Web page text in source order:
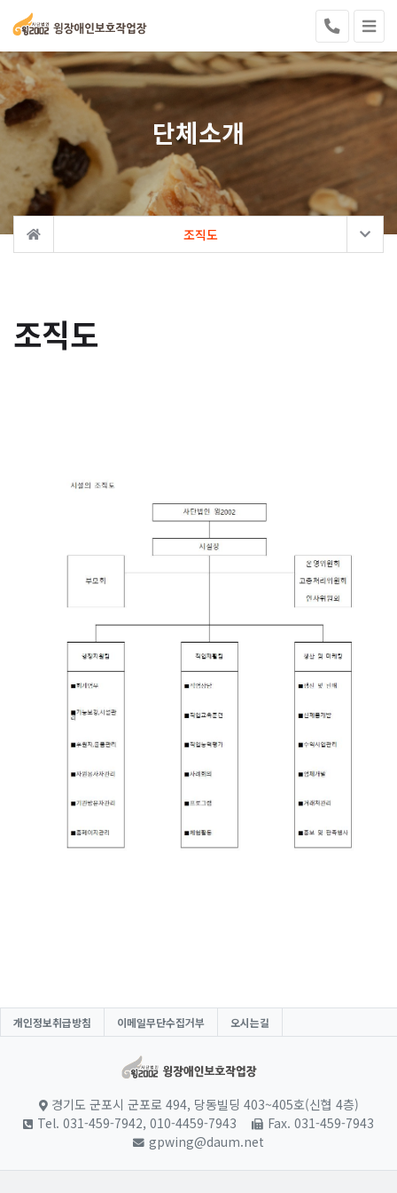
단체소개
조직도
조직도
개인정보취급방침 이메일무단수집거부 오시는길
경기도 군포시 군포로 494, 당동빌딩 403~405호(신협 4층)
Tel. 031-459-7942, 010-4459-7943
Fax. 031-459-7943
gpwing@daum.net